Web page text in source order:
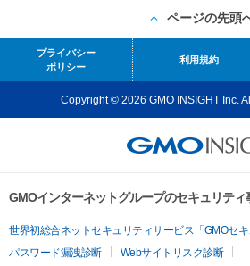
ページの先頭
プライバシー
ポリシー
利用規約
Copyright © 2026 GMO INSIGHT Inc.
GMOインターネットグループのセキュリティ
世界初総合ネットセキュリティサービス「GMOセキ
パスワード漏洩診断
Webサイトリスク診断